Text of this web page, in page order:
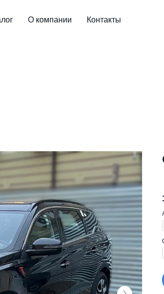
О компании Контакты